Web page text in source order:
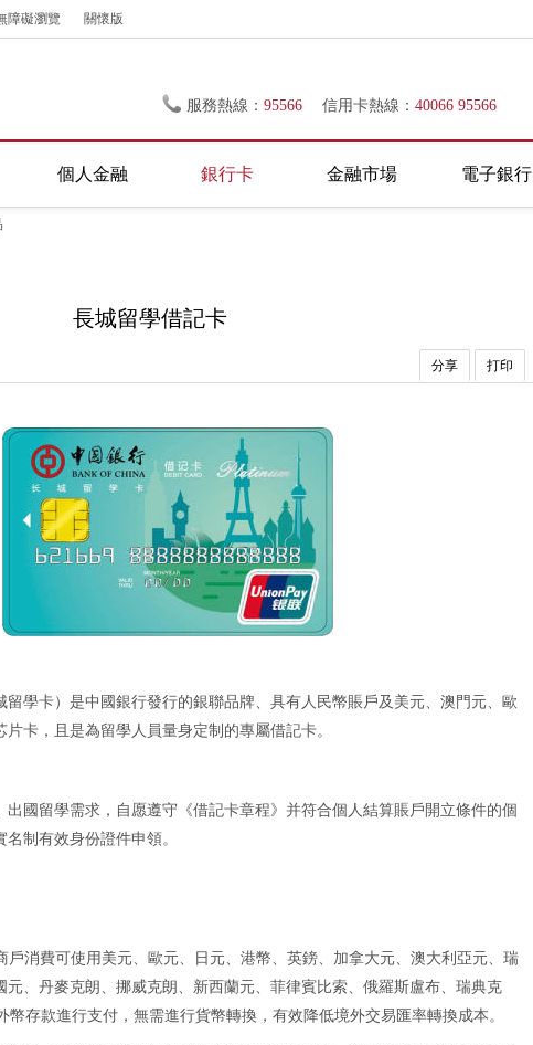
障礙瀏覽 關懷版
服務熱線： 95566 信用卡熱線： 40066 95566
個人金融 銀行卡 金融市場 電子銀行
長城留學借記卡
分享 打印
學卡）是中國銀行發行的銀聯品牌、具有人民幣賬戶及美元、澳門元、歐
卡，且是為留學人員量身定制的專屬借記卡。
出國留學需求，自愿遵守《借記卡章程》并符合個人結算賬戶開立條件的個
制有效身份證件申領。
戶消費可使用美元、歐元、日元、港幣、英鎊、加拿大元、澳大利亞元、瑞
、丹麥克朗、挪威克朗、新西蘭元、菲律賓比索、俄羅斯盧布、瑞典克
存款進行支付，無需進行貨幣轉換，有效降低境外交易匯率轉換成本。